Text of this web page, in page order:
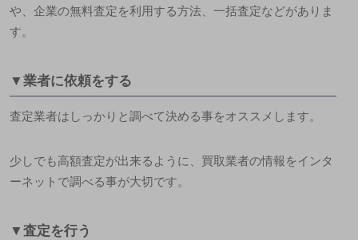
や、企業の無料査定を利用する方法、一括査定などがありま
す。
▼業者に依頼をする
査定業者はしっかりと調べて決める事をオススメします。
少しでも高額査定が出来るように、買取業者の情報をインタ
ーネットで調べる事が大切です。
▼査定を行う